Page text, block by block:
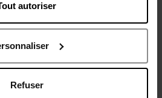
autoriser
Refuser
quelque chose ?